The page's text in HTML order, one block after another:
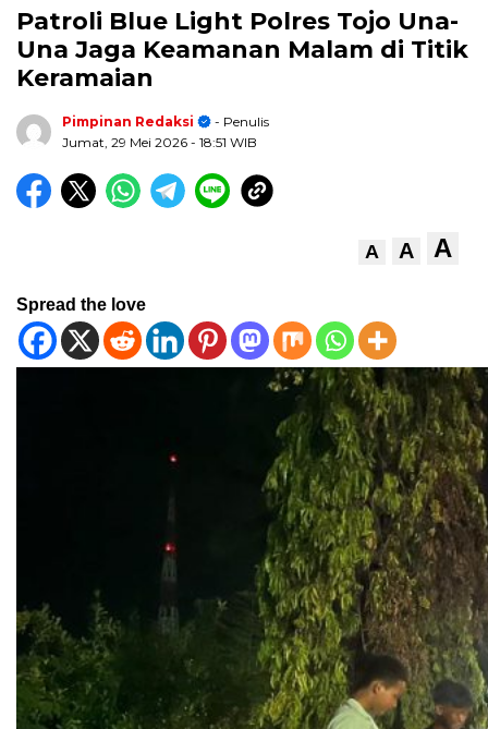
Patroli Blue Light Polres Tojo Una-
Una Jaga Keamanan Malam di Titik
Keramaian
Pimpinan Redaksi
- Penulis
Jumat, 29 Mei 2026 - 18:51 WIB
A A A
Spread the love